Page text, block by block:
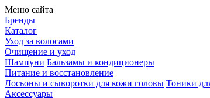
Меню сайта
Бренды
Каталог
Уход за волосами
Очищение и уход
Шампуни Бальзамы и кондиционеры
Питание и восстановление
Лосьоны и сыворотки для кожи головы Тоники
Аксессуары